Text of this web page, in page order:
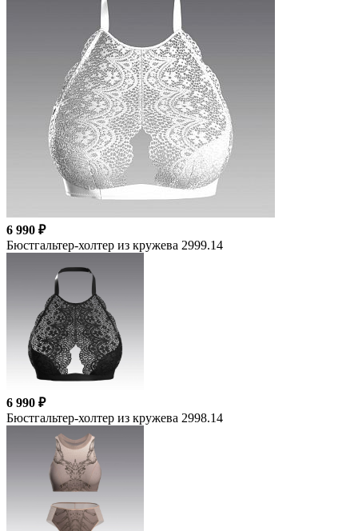
6 990 ₽
Бюстгальтер-холтер из кружева 2999.14
6 990 ₽
Бюстгальтер-холтер из кружева 2998.14